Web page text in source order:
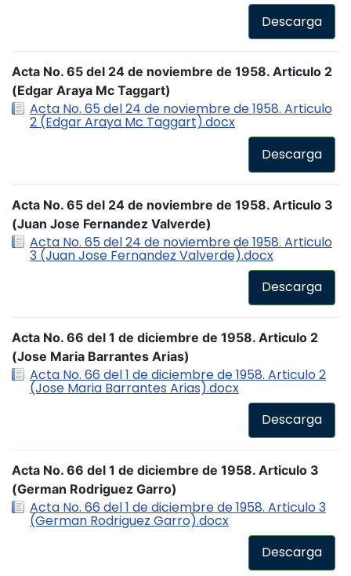
Descarga
Acta No. 65 del 24 de noviembre de 1958. Articulo 2
(Edgar Araya Mc Taggart)
Acta No. 65 del 24 de noviembre de 1958. Articulo
2 (Edgar Araya Mc Taggart).docx
Descarga
Acta No. 65 del 24 de noviembre de 1958. Articulo 3
(Juan Jose Fernandez Valverde)
Acta No. 65 del 24 de noviembre de 1958. Articulo
3 (Juan Jose Fernandez Valverde).docx
Descarga
Acta No. 66 del 1 de diciembre de 1958. Articulo 2
(Jose Maria Barrantes Arias)
Acta No. 66 del 1 de diciembre de 1958. Articulo 2
(Jose Maria Barrantes Arias).docx
Descarga
Acta No. 66 del 1 de diciembre de 1958. Articulo 3
(German Rodriguez Garro)
Acta No. 66 del 1 de diciembre de 1958. Articulo 3
(German Rodriguez Garro).docx
Descarga